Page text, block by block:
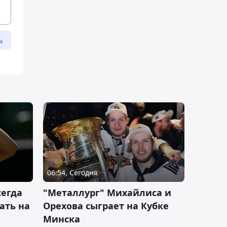
на
06:54, Сегодня
"Металлург" Михайлиса и
Орехова сыграет на Кубке
Минска